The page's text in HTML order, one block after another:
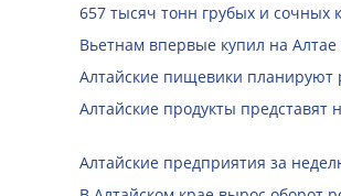
657 тысяч тонн грубых и сочных
Вьетнам впервые купил на
Алтайские пищевики планируют
Алтайские продукты представят
Алтайские предприятия за